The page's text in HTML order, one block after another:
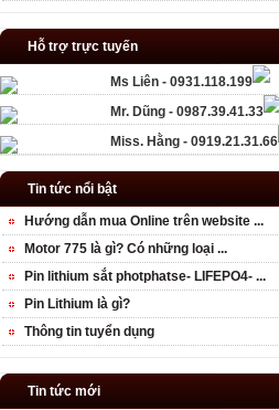
Hỗ trợ trực tuyến
Ms Liên - 0931.118.199
Mr. Dũng - 0987.39.41.33
Miss. Hằng - 0919.21.31.66
Tin tức nổi bật
Hướng dẫn mua Online trên website ...
Motor 775 là gì? Có những loại ...
Pin lithium sắt photphatse- LIFEPO4- ...
Pin Lithium là gì?
Thông tin tuyển dụng
Tin tức mới